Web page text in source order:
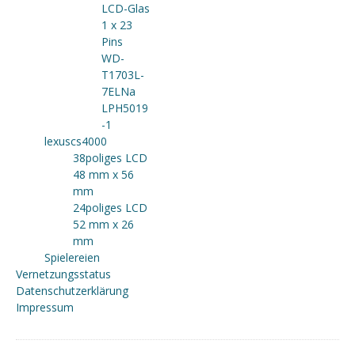
LCD-Glas
1 x 23
Pins
WD-
T1703L-
7ELNa
LPH5019
-1
lexuscs4000
38poliges LCD
48 mm x 56
mm
24poliges LCD
52 mm x 26
mm
Spielereien
Vernetzungsstatus
Datenschutzerklärung
Impressum